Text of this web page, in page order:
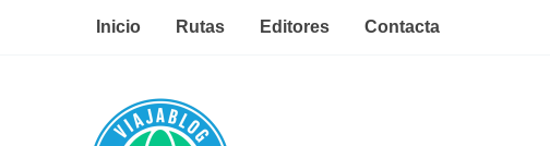
Inicio Rutas Editores Contacta